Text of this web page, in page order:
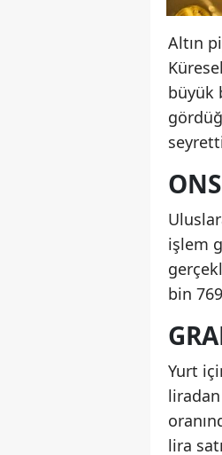
Altın
büyük
işlem
bin
Yurt
liradan
lira